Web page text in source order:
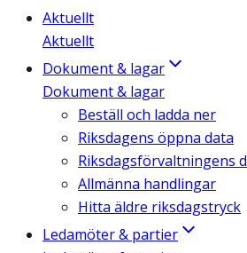
Aktuellt
Aktuellt
Dokument & lagar
Dokument & lagar
Beställ och ladda ner
Riksdagens öppna data
Riksdagsförvaltningens
Allmänna handlingar
Hitta äldre riksdagstryck
Ledamöter & partier